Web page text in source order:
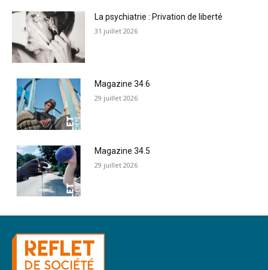
La psychiatrie : Privation de liberté
31 juillet 2026
Magazine 34.6
29 juillet 2026
Magazine 34.5
29 juillet 2026